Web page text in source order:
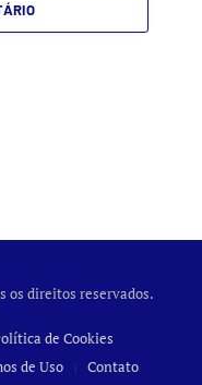
os direitos reservados.
de Cookies
de Uso Contato